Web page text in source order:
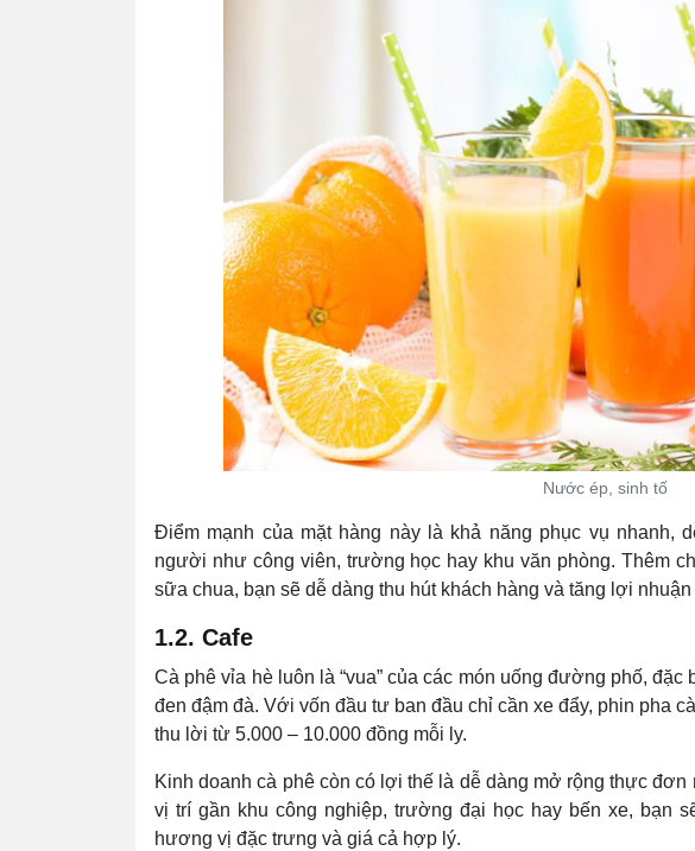
Nước ép, sinh tố
Điểm mạnh của mặt hàng này là khả năng phục vụ nhanh,
người như công viên, trường học hay khu văn phòng. Thêm
sữa chua, bạn sẽ dễ dàng thu hút khách hàng và tăng lợi nhuận
1.2. Cafe
Cà phê vỉa hè luôn là “vua” của các món uống đường phố,
đen đậm đà. Với vốn đầu tư ban đầu chỉ cần xe đẩy, phin pha
thu lời từ 5.000 – 10.000 đồng mỗi ly.
Kinh doanh cà phê còn có lợi thế là dễ dàng mở rộng thực
vị trí gần khu công nghiệp, trường đại học hay bến xe, bạn
hương vị đặc trưng và giá cả hợp lý.